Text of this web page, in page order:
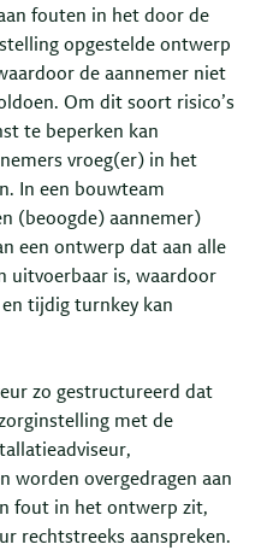
fouten in het door de
opgestelde ontwerp
de aannemer niet
Om dit soort risico’s
te beperken kan
vroeg(er) in het
In een bouwteam
(beoogde) aannemer)
een ontwerp dat aan alle
uitvoerbaar is, waardoor
tijdig turnkey kan
zo gestructureerd dat
met de
worden overgedragen aan
fout in het ontwerp zit,
rechtstreeks aanspreken.